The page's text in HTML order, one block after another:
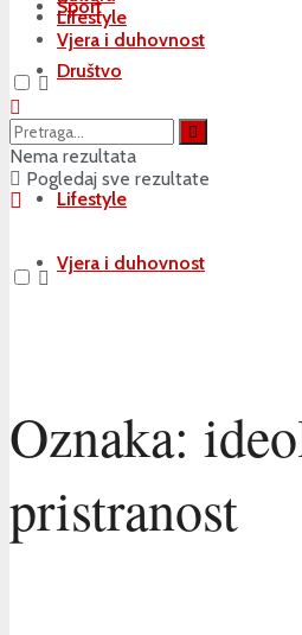
Sport
Društvo
Kultura
Lifestyle
Vjera i duhovnost
Lifestyle
Vjera i duhovnost
Nema rezultata
Pogledaj sve rezultate
Oznaka:
pristranost